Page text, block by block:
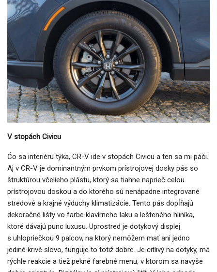
V stopách Civicu
Čo sa interiéru týka, CR-V ide v stopách Civicu a ten sa mi páči.
Aj v CR-V je dominantným prvkom prístrojovej dosky pás so
štruktúrou včelieho plástu, ktorý sa tiahne naprieč celou
prístrojovou doskou a do ktorého sú nenápadne integrované
stredové a krajné výduchy klimatizácie. Tento pás dopĺňajú
dekoračné lišty vo farbe klavírneho laku a lešteného hliníka,
ktoré dávajú punc luxusu. Uprostred je dotykový displej
s uhlopriečkou 9 palcov, na ktorý nemôžem mať ani jedno
jediné krivé slovo, funguje to totiž dobre. Je citlivý na dotyky, má
rýchle reakcie a tiež pekné farebné menu, v ktorom sa navyše